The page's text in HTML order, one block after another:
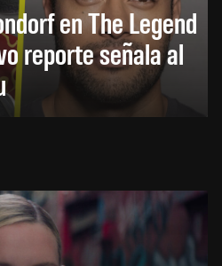
en The Legend
reporte señala al